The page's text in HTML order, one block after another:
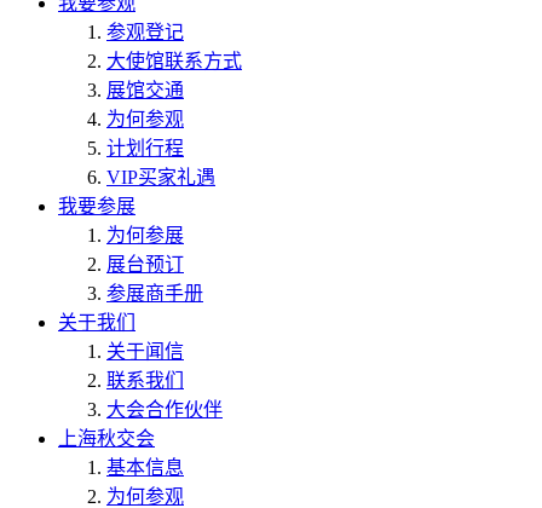
参观登记
大使馆联系方式
展馆交通
为何参观
计划行程
VIP买家礼遇
我要参展
为何参展
展台预订
参展商手册
关于我们
关于闻信
联系我们
大会合作伙伴
上海秋交会
基本信息
为何参观